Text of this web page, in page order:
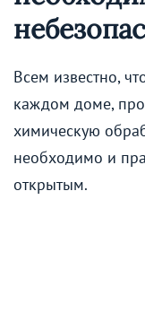
Всем известно,
каждом доме,
химическую
необходимо и
открытым.